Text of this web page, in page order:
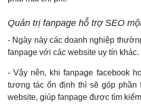
Quản trị fanpage hỗ trợ SEO
- Ngày này các doanh nghiệp
fanpage với các website uy tín khác.
- Vậy nên, khi fanpage facebook
tương tác ổn định thì sẽ góp phần
website, giúp fanpage được tìm